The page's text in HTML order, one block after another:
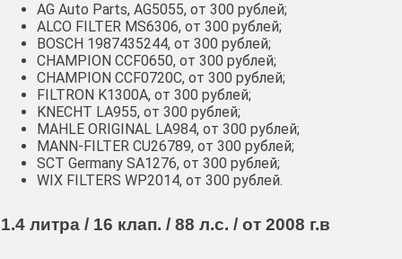
AG Auto Parts, AG5055, от 300 рублей;
ALCO FILTER MS6306, от 300 рублей;
BOSCH 1987435244, от 300 рублей;
CHAMPION CCF0650, от 300 рублей;
CHAMPION CCF0720C, от 300 рублей;
FILTRON K1300A, от 300 рублей;
KNECHT LA955, от 300 рублей;
MAHLE ORIGINAL LA984, от 300 рублей;
MANN-FILTER CU26789, от 300 рублей;
SCT Germany SA1276, от 300 рублей;
WIX FILTERS WP2014, от 300 рублей.
1.4 литра / 16 клап. / 88 л.с. / от 2008 г.в